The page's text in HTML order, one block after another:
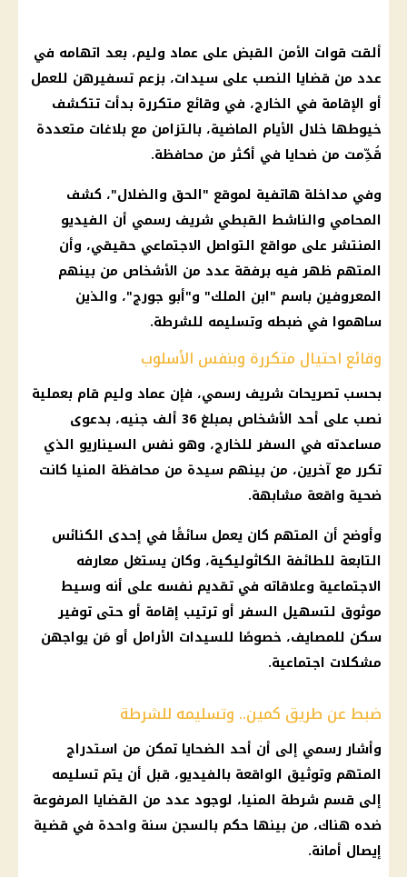
ألقت قوات الأمن القبض على عماد وليم، بعد اتهامه في
عدد من قضايا النصب على سيدات، بزعم تسفيرهن للعمل
أو الإقامة في الخارج، في وقائع متكررة بدأت تتكشف
خيوطها خلال الأيام الماضية، بالتزامن مع بلاغات متعددة
قُدِّمت من ضحايا في أكثر من محافظة.
وفي مداخلة هاتفية لموقع "الحق والضلال"، كشف
المحامي والناشط القبطي شريف رسمي أن الفيديو
المنتشر على مواقع التواصل الاجتماعي حقيقي، وأن
المتهم ظهر فيه برفقة عدد من الأشخاص من بينهم
المعروفين باسم "ابن الملك" و"أبو جورج"، والذين
ساهموا في ضبطه وتسليمه للشرطة.
وقائع احتيال متكررة وبنفس الأسلوب
بحسب تصريحات شريف رسمي، فإن عماد وليم قام بعملية
نصب على أحد الأشخاص بمبلغ 36 ألف جنيه، بدعوى
مساعدته في السفر للخارج، وهو نفس السيناريو الذي
تكرر مع آخرين، من بينهم سيدة من محافظة المنيا كانت
ضحية واقعة مشابهة.
وأوضح أن المتهم كان يعمل سائقًا في إحدى الكنائس
التابعة للطائفة الكاثوليكية، وكان يستغل معارفه
الاجتماعية وعلاقاته في تقديم نفسه على أنه وسيط
موثوق لتسهيل السفر أو ترتيب إقامة أو حتى توفير
سكن للمصايف، خصوصًا للسيدات الأرامل أو مَن يواجهن
مشكلات اجتماعية.
ضبط عن طريق كمين.. وتسليمه للشرطة
وأشار رسمي إلى أن أحد الضحايا تمكن من استدراج
المتهم وتوثيق الواقعة بالفيديو، قبل أن يتم تسليمه
إلى قسم شرطة المنيا، لوجود عدد من القضايا المرفوعة
ضده هناك، من بينها حكم بالسجن سنة واحدة في قضية
إيصال أمانة.